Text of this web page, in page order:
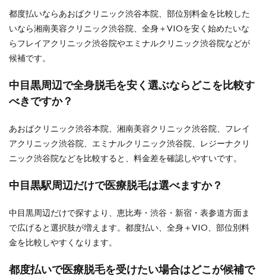
都度払いならあおばクリニック渋谷本院、部位別料金を比較した
いなら湘南美容クリニック渋谷院、全身＋VIOを安く始めたいな
らフレイアクリニック渋谷院やエミナルクリニック渋谷院などが
候補です。
中目黒周辺で全身脱毛を安く選ぶならどこを比較す
べきですか？
あおばクリニック渋谷本院、湘南美容クリニック渋谷院、フレイ
アクリニック渋谷院、エミナルクリニック渋谷院、レジーナクリ
ニック渋谷院などを比較すると、料金差を確認しやすいです。
中目黒駅周辺だけで医療脱毛は選べますか？
中目黒周辺だけで探すより、恵比寿・渋谷・新宿・表参道方面ま
で広げると選択肢が増えます。都度払い、全身＋VIO、部位別料
金を比較しやすくなります。
都度払いで医療脱毛を受けたい場合はどこが候補で